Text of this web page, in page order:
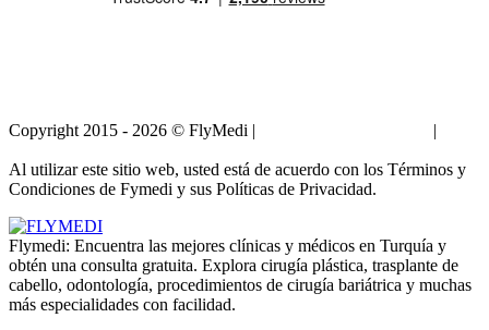
Copyright 2015 - 2026 © FlyMedi |
|
Al utilizar este sitio web, usted está de acuerdo con los Términos y
Condiciones de Fymedi y sus Políticas de Privacidad.
Flymedi: Encuentra las mejores clínicas y médicos en Turquía y
obtén una consulta gratuita. Explora cirugía plástica, trasplante de
cabello, odontología, procedimientos de cirugía bariátrica y muchas
más especialidades con facilidad.